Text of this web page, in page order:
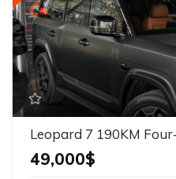
49,000$